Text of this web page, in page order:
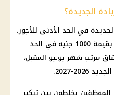
الجديدة؟
في الحد الأدنى للأجور.
فالزيادة التي أعلنتها الحكومة بقيمة 1000 جنيه في الحد
مرتب شهر يوليو المقبل،